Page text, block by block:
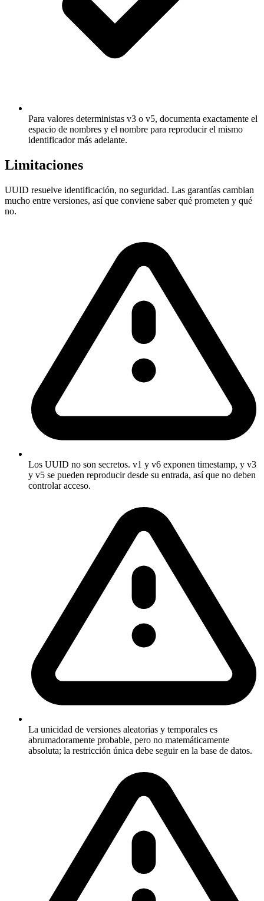
Para valores deterministas v3 o v5, documenta exactamente el
espacio de nombres y el nombre para reproducir el mismo
identificador más adelante.
Limitaciones
UUID resuelve identificación, no seguridad. Las garantías cambian
mucho entre versiones, así que conviene saber qué prometen y qué
no.
Los UUID no son secretos. v1 y v6 exponen timestamp, y v3
y v5 se pueden reproducir desde su entrada, así que no deben
controlar acceso.
La unicidad de versiones aleatorias y temporales es
abrumadoramente probable, pero no matemáticamente
absoluta; la restricción única debe seguir en la base de datos.